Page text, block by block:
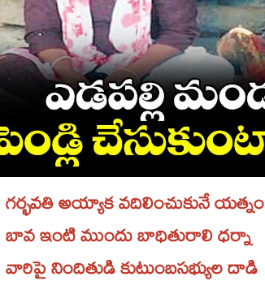
గర్భవతి అయ్యాక వదిలించుకునే యత్నం
​ బావ ఇంటి ముందు బాధితురాలి ధర్నా
వారిపై నిందితుడి కుటుంబసభ్యుల దాడి